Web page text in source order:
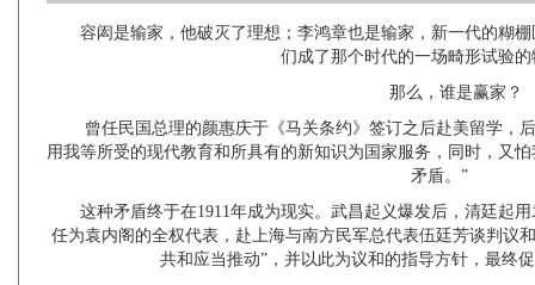
容闳是输家，他破灭了理想；李鸿章也是输家，新一代的糊
们成了那个时代的一场畸形试验
那么，谁是赢家？
曾任民国总理的颜惠庆于《马关条约》签订之后赴美留学，
用我等所受的现代教育和所具有的新知识为国家服务，同时，又
矛盾。”
这种矛盾终于在1911年成为现实。武昌起义爆发后，清廷起
任为袁内阁的全权代表，赴上海与南方民军总代表伍廷芳谈判议
共和应当推动”，并以此为议和的指导方针，最终